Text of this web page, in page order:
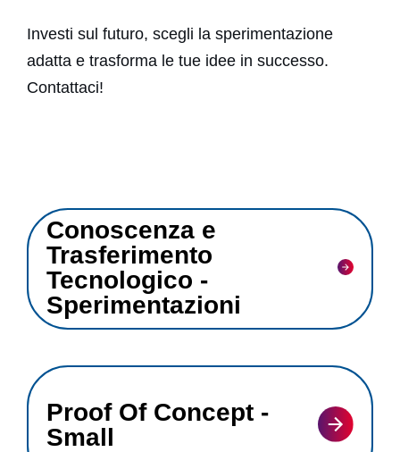
Investi sul futuro, scegli la sperimentazione
adatta e trasforma le tue idee in successo.
Contattaci!
Conoscenza e
Trasferimento
Tecnologico -
Sperimentazioni
Proof Of Concept -
Small